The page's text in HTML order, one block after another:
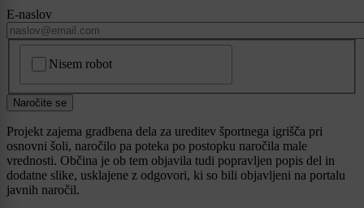
E-naslov
Nisem robot
Naročite se
Projekt zajema gradbena dela za ureditev športnega igrišča pri
osnovni šoli, naročilo pa poteka po postopku naročila male
vrednosti. Občina je ob tem objavila tudi popravljen popis del in
dodatne slike, usklajene z odgovori, ki so bili objavljeni na portalu
javnih naročil.